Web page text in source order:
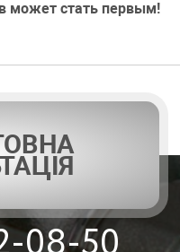
может стать первым!